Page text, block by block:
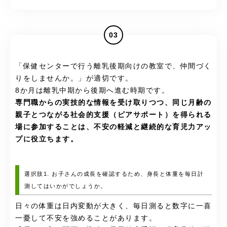
03
「保健センターで行う離乳後期向けの教室で、仲間づく
りをしませんか。」が適切です。
8か月は離乳中期から後期へ進む時期です。
専門職からの実技的な情報を受け取りつつ、同じ月齢の
親子とつながる社会的支援（ピアサポート）を得られる
場に参加することは、不安の軽減と継続的な育児力アッ
プに役立ちます。
選択肢1. お子さんの成長を確認するため、身長と体重を毎日計
測してはいかがでしょうか。
日々の体重は日内変動が大きく、毎日測ると数字に一喜
一憂して不安を強めることがあります。